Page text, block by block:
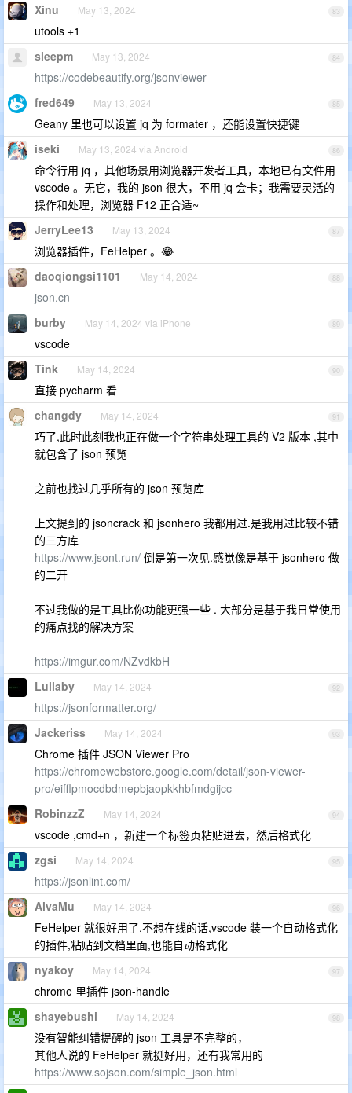
83
Xinu May 13, 2024
utools +1
84
sleepm May 13, 2024
https://codebeautify.org/jsonviewer
85
fred649 May 13, 2024
Geany 里也可以设置 jq 为 formater ，还能设置快捷键
86
iseki May 13, 2024 via Android
命令行用 jq ，其他场景用浏览器开发者工具，本地已有文件用
vscode 。无它，我的 json 很大，不用 jq 会卡；我需要灵活的
操作和处理，浏览器 F12 正合适~
87
JerryLee13 May 13, 2024
浏览器插件，FeHelper 。😂
88
daoqiongsi1101 May 14, 2024
json.cn
89
burby May 14, 2024 via iPhone
vscode
90
Tink May 14, 2024
直接 pycharm 看
91
changdy May 14, 2024
巧了,此时此刻我也正在做一个字符串处理工具的 V2 版本 ,其中
就包含了 json 预览
之前也找过几乎所有的 json 预览库
上文提到的 jsoncrack 和 jsonhero 我都用过.是我用过比较不错
的三方库
https://www.jsont.run/ 倒是第一次见.感觉像是基于 jsonhero 做
的二开
不过我做的是工具比你功能更强一些 . 大部分是基于我日常使用
的痛点找的解决方案
https://imgur.com/NZvdkbH
92
Lullaby May 14, 2024
https://jsonformatter.org/
93
Jackeriss May 14, 2024
Chrome 插件 JSON Viewer Pro
https://chromewebstore.google.com/detail/json-viewer-
pro/eifflpmocdbdmepbjaopkkhbfmdgijcc
94
RobinzzZ May 14, 2024
vscode ,cmd+n ，新建一个标签页粘贴进去，然后格式化
95
zgsi May 14, 2024
https://jsonlint.com/
96
AlvaMu May 14, 2024
FeHelper 就很好用了,不想在线的话,vscode 装一个自动格式化
的插件,粘贴到文档里面,也能自动格式化
97
nyakoy May 14, 2024
chrome 里插件 json-handle
98
shayebushi May 14, 2024
没有智能纠错提醒的 json 工具是不完整的，
其他人说的 FeHelper 就挺好用，还有我常用的
https://www.sojson.com/simple_json.html